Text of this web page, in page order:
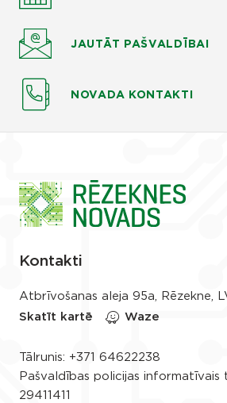
JAUTĀT PAŠVALDĪBAI
NOVADA KONTAKTI
Kontakti
Atbrīvošanas aleja 95a, Rēzekne,
Skatīt kartē
Waze
Tālrunis: +371 64622238
Pašvaldības policijas informatīvais
29411411